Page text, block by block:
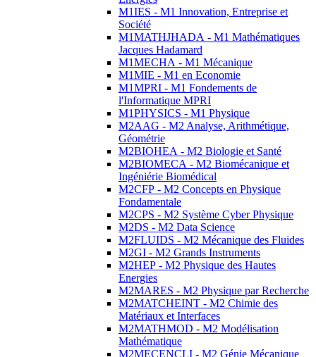
M1IES - M1 Innovation, Entreprise et
Société
M1MATHJHADA - M1 Mathématiques
Jacques Hadamard
M1MECHA - M1 Mécanique
M1MIE - M1 en Economie
M1MPRI - M1 Fondements de
l'Informatique MPRI
M1PHYSICS - M1 Physique
M2AAG - M2 Analyse, Arithmétique,
Géométrie
M2BIOHEA - M2 Biologie et Santé
M2BIOMECA - M2 Biomécanique et
Ingéniérie Biomédical
M2CFP - M2 Concepts en Physique
Fondamentale
M2CPS - M2 Système Cyber Physique
M2DS - M2 Data Science
M2FLUIDS - M2 Mécanique des Fluides
M2GI - M2 Grands Instruments
M2HEP - M2 Physique des Hautes
Energies
M2MARES - M2 Physique par Recherche
M2MATCHEINT - M2 Chimie des
Matériaux et Interfaces
M2MATHMOD - M2 Modélisation
Mathématique
M2MECENCLI - M2 Génie Mécanique